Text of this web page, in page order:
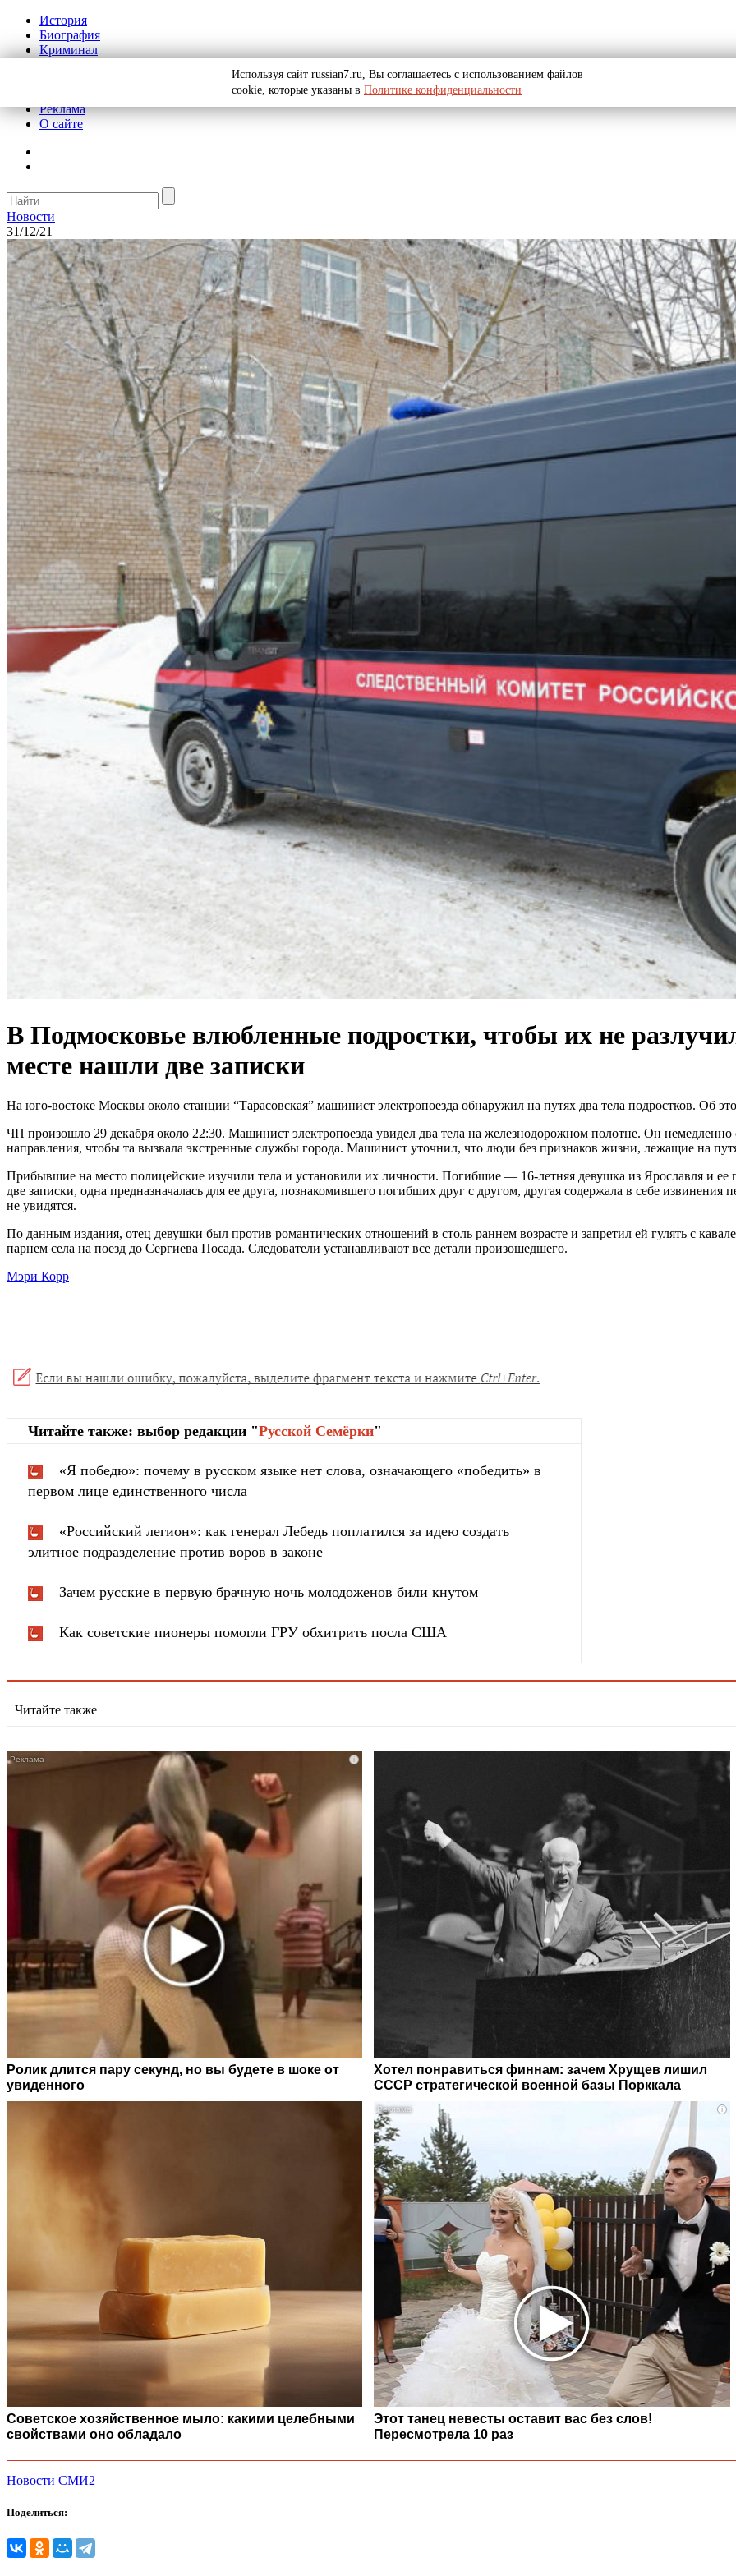
История
Биография
Криминал
Реклама
О сайте
Новости
31/12/21
В Подмосковье влюбленные подростки, чтобы их не
месте нашли две записки
На юго-востоке Москвы около станции “Тарасовская” машинист электропоезда обнаружил на путях два тела подростков. Об
ЧП произошло 29 декабря около 22:30. Машинист электропоезда увидел два тела на железнодорожном полотне. Он
направления, чтобы та вызвала экстренные службы города. Машинист уточнил, что люди без признаков жизни, лежащие на
Прибывшие на место полицейские изучили тела и установили их личности. Погибшие — 16-летняя девушка из Ярославля и
две записки, одна предназначалась для ее друга, познакомившего погибших друг с другом, другая содержала в себе
не увидятся.
По данным издания, отец девушки был против романтических отношений в столь раннем возрасте и запретил ей гулять с
парнем села на поезд до Сергиева Посада. Следователи устанавливают все детали произошедшего.
Мэри Корр
Читайте также: выбор редакции "Русской Cемёрки"
«Я победю»: почему в русском языке нет слова, означающего «победить» в
первом лице единственного числа
«Российский легион»: как генерал Лебедь поплатился за идею создать
элитное подразделение против воров в законе
Зачем русские в первую брачную ночь молодоженов били кнутом
Как советские пионеры помогли ГРУ обхитрить посла США
Читайте также
i
Ролик длится пару секунд, но вы будете в шоке от
увиденного
Хотел понравиться финнам: зачем Хрущев лишил
СССР стратегической военной базы Порккала
Советское хозяйственное мыло: какими целебными
свойствами оно обладало
i
Этот танец невесты оставит вас без слов!
Пересмотрела 10 раз
Новости СМИ2
Поделиться:
Используя сайт russian7.ru, Вы соглашаетесь с использованием файлов
cookie, которые указаны в Политике конфиденциальности